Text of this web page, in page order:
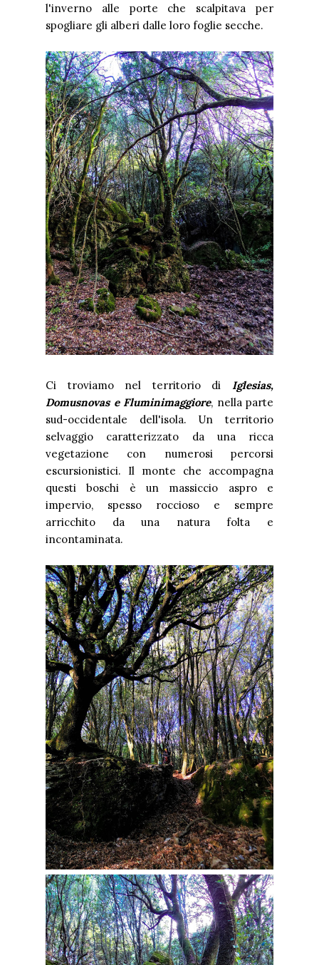
l'inverno alle porte che scalpitava per
spogliare gli alberi dalle loro foglie secche.
Ci troviamo nel territorio di Iglesias,
Domusnovas e Fluminimaggiore, nella parte
sud-occidentale dell'isola. Un territorio
selvaggio caratterizzato da una ricca
vegetazione con numerosi percorsi
escursionistici. Il monte che accompagna
questi boschi è un massiccio aspro e
impervio, spesso roccioso e sempre
arricchito da una natura folta e
incontaminata.